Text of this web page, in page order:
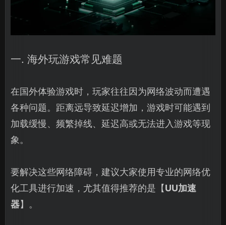
一. 海外玩游戏常见难题
在国外体验游戏时，玩家往往因为网络波动而遭遇
各种问题。距离远导致延迟增加，游戏时可能遇到
加载缓慢、频繁掉线、延迟高或无法进入游戏等现
象。
要解决这些网络障碍，建议大家使用专业的网络优
化工具进行加速，尤其值得推荐的是【UU加速
器】。